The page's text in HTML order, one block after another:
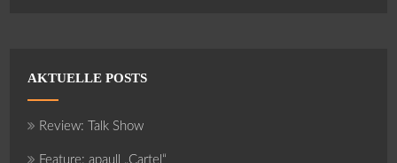
AKTUELLE POSTS
Review: Talk Show
Feature: apaull „Cartel“